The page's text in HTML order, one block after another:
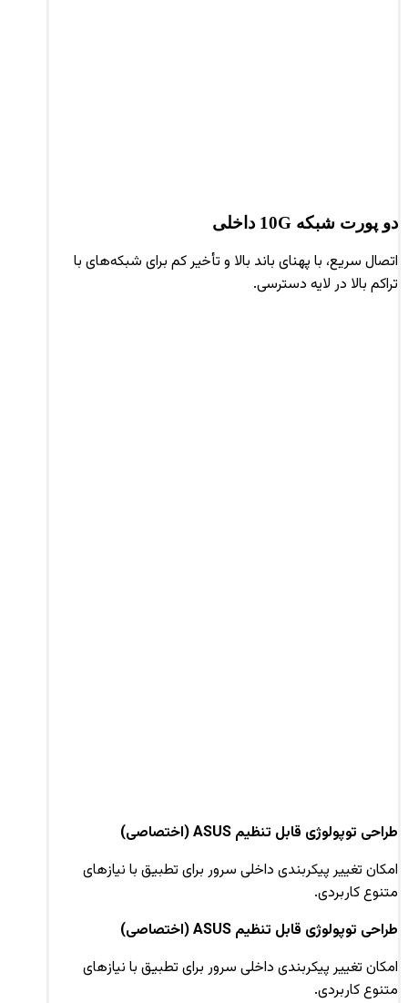
دو پورت شبکه 10G داخلی
اتصال سریع، با پهنای باند بالا و تأخیر کم برای شبکه‌های با
تراکم بالا در لایه دسترسی.
طراحی توپولوژی قابل تنظیم ASUS (اختصاصی)
امکان تغییر پیکربندی داخلی سرور برای تطبیق با نیازهای
متنوع کاربردی.
طراحی توپولوژی قابل تنظیم ASUS (اختصاصی)
امکان تغییر پیکربندی داخلی سرور برای تطبیق با نیازهای
متنوع کاربردی.